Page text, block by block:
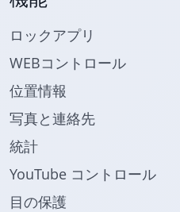
ロックアプリ
WEBコントロール
位置情報
写真と連絡先
統計
YouTube コントロール
目の保護